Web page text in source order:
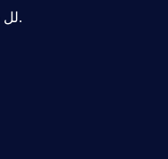
منصة TOPUPlive لل سلع الرقمية ذات تنوع كبير ومميز.